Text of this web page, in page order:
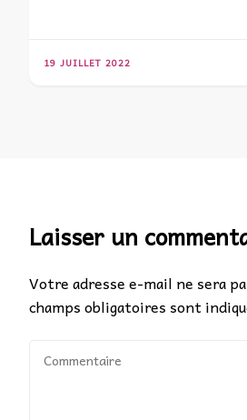
19 JUILLET 2022
Laisser un
Votre adresse e-mail ne sera
champs obligatoires sont